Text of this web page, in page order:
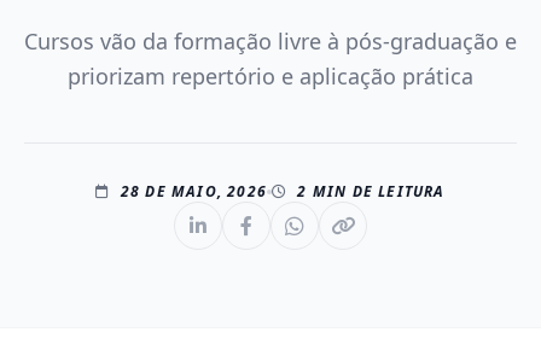
Cursos vão da formação livre à pós-graduação e
priorizam repertório e aplicação prática
28 DE MAIO, 2026 2 MIN DE LEITURA